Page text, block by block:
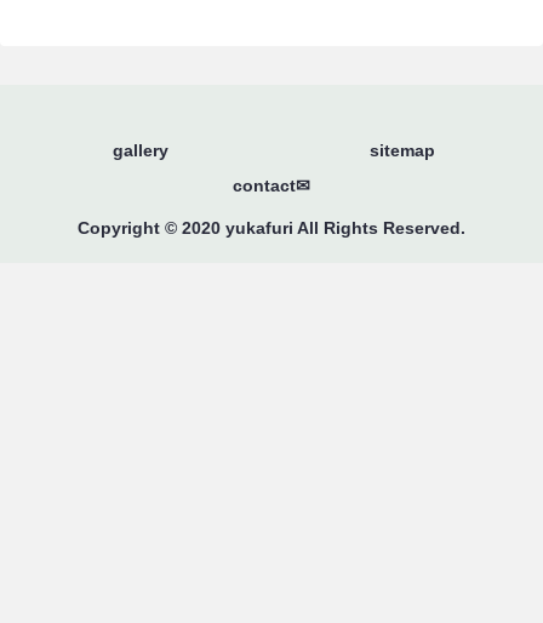
gallery
sitemap
contact✉
Copyright © 2020 yukafuri All Rights Reserved.